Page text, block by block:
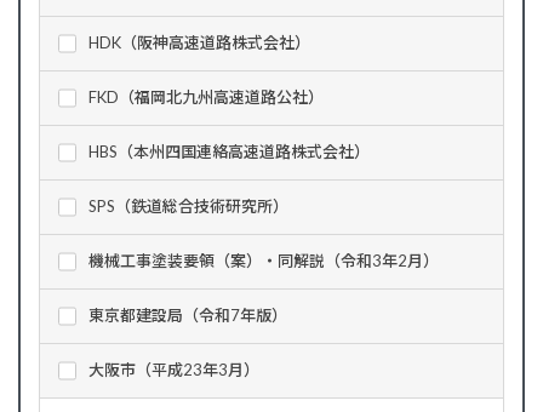
HDK（阪神高速道路株式会社）
FKD（福岡北九州高速道路公社）
HBS（本州四国連絡高速道路株式会社）
SPS（鉄道総合技術研究所）
機械工事塗装要領（案）・同解説（令和3年2月）
東京都建設局（令和7年版）
大阪市（平成23年3月）